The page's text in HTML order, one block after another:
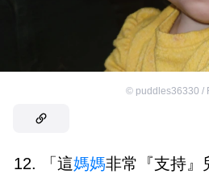
© puddles36330 /
12. 「這媽媽非常『支持』